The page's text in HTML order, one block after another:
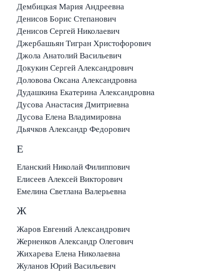
Дембицкая Мария Андреевна
Денисов Борис Степанович
Денисов Сергей Николаевич
Джербашьян Тигран Христофорович
Джола Анатолий Васильевич
Докукин Сергей Александрович
Доловова Оксана Александровна
Дудашкина Екатерина Александровна
Дусова Анастасия Дмитриевна
Дусова Елена Владимировна
Дьячков Александр Федорович
Е
Еланский Николай Филиппович
Елисеев Алексей Викторович
Емелина Светлана Валерьевна
Ж
Жаров Евгений Александрович
Жерненков Александр Олегович
Жихарева Елена Николаевна
Жуланов Юрий Васильевич